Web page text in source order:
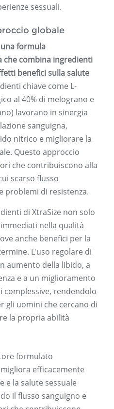
sessuali.
globale
formula
che combina ingredienti
benefici sulla salute
chiave come L-
al 40% di melograno e
lavorano in sinergia
sanguigna,
nitrico e migliorare la
Questo approccio
che contribuiscono alla
scarso flusso
problemi di resistenza.
di XtraSize non solo
nella qualità
anche benefici per la
L'uso regolare di
aumento della libido, a
e a un miglioramento
complessive, rendendolo
gli uomini che cercano di
la propria abilità
formulato
efficacemente
e la salute sessuale
il flusso sanguigno e